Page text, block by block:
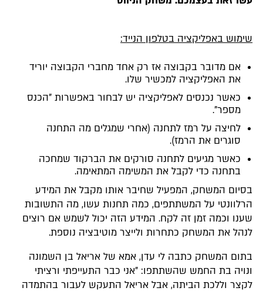
שימוש באפליקציה בטלפון הנייד:
אם מדובר בקבוצה אז רק אחד מחברי הקבוצה יוריד
את האפליקציה למכשיר שלו.
כאשר נכנסים לאפליקציה יש לבחור באפשרות "הכנס
מספר".
לחיצה על רמז לתחנה (אחרי שמגלים מה התחנה
סוגרים את הרמז).
כאשר מגיעים לתחנה סורקים את הברקוד שמחכה
בתחנה כדי לקבל את המשימה המתאימה.
בסיום המשחק, המפעיל שחיבר אותו מקבל את המידע
הרלוונטי על המשתתפים, כמה תחנות עשו, מה התשובות
שענו וכמה זמן זה לקח. המידע הזה יכול לשמש אם רוצים
לנהל את המשחק כתחרות ולייצר מוטיבציה נוספת.
בתום המשחק כתבה לי עדן, אמא של אריאל בן השמונה
ונויה בת החמש שהשתתפו: "אני כבר התעייפתי ורציתי
לקצר וללכת הביתה, אבל אריאל התעקש לעבור בהתמדה